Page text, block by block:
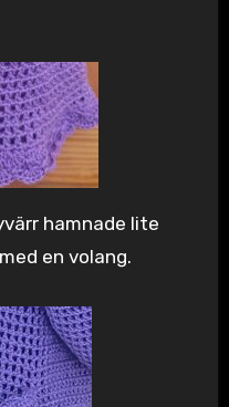
hamnade lite
en volang.